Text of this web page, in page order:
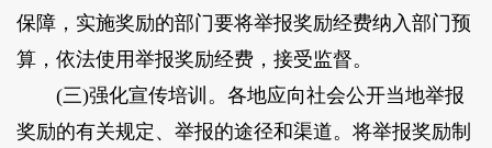
保障，实施奖励的部门要将举报奖励经费纳入部门预
算，依法使用举报奖励经费，接受监督。
(三)强化宣传培训。各地应向社会公开当地举报
奖励的有关规定、举报的途径和渠道。将举报奖励制